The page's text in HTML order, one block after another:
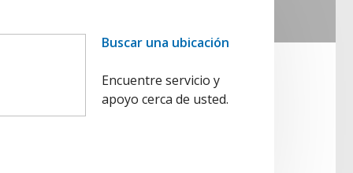
Buscar una ubicación
Encuentre servicio y
apoyo cerca de usted.